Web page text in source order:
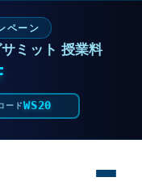
ペーン
ミット 授業料
ードWS20